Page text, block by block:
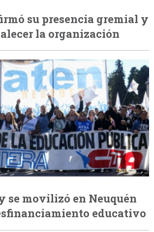
su presencia gremial y
la organización
se movilizó en Neuquén
educativo